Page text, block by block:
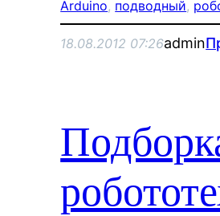
Arduino, подводный,
18.08.2012 07:26admin